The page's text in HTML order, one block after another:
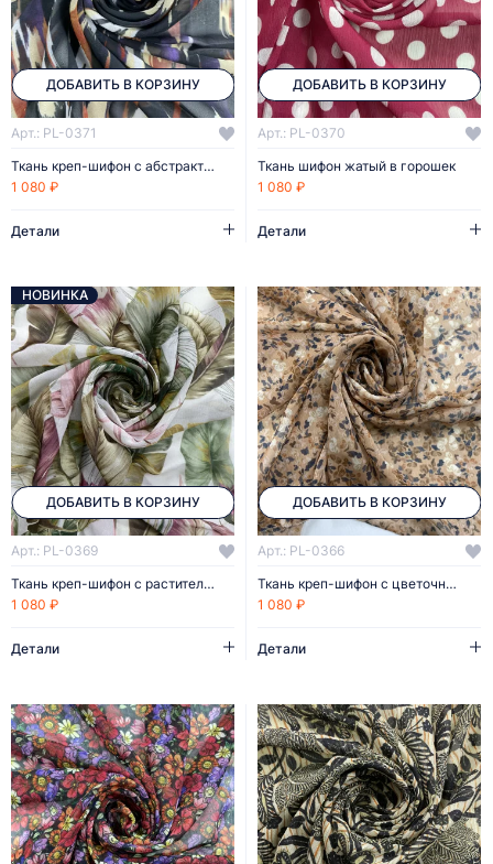
ДОБАВИТЬ В КОРЗИНУ
Арт.: PL-0371
Ткань креп-шифон с абстрактным рисунком
1 080 ₽
Детали
ДОБАВИТЬ В КОРЗИНУ
Арт.: PL-0370
Ткань шифон жатый в горошек
1 080 ₽
Детали
ДОБАВИТЬ В КОРЗИНУ
НОВИНКА
Арт.: PL-0369
Ткань креп-шифон с растительным рисунком
1 080 ₽
Детали
ДОБАВИТЬ В КОРЗИНУ
Арт.: PL-0366
Ткань креп-шифон с цветочным рисунком
1 080 ₽
Детали